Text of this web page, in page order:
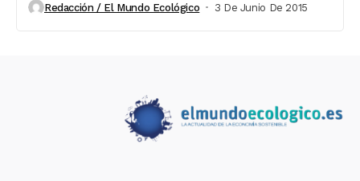
Redacción / El Mundo Ecológico 3 De Junio De 2015